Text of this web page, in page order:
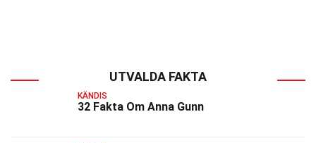
UTVALDA FAKTA
KÄNDIS
32 Fakta Om Anna Gunn